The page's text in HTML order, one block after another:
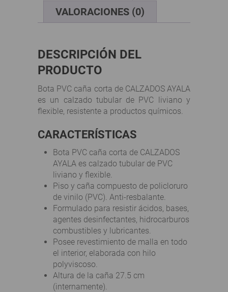
VALORACIONES (0)
DESCRIPCIÓN DEL
PRODUCTO
Bota PVC caña corta de CALZADOS AYALA
es un calzado tubular de PVC liviano y
flexible, resistente a productos químicos.
CARACTERÍSTICAS
Bota PVC caña corta de CALZADOS
AYALA es calzado tubular de PVC
liviano y flexible.
Piso y caña compuesto de policloruro
de vinilo (PVC). Anti-resbalante.
Formulado para resistir ácidos, bases,
agentes desinfectantes, hidrocarburos
combustibles y lubricantes.
Posee revestimiento de malla en todo
el interior, elaborada con hilo
polyviscoso.
Altura de la caña 27.5 cm
(internamente).